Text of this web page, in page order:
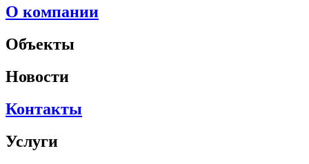
О компании
Объекты
Новости
Контакты
Услуги